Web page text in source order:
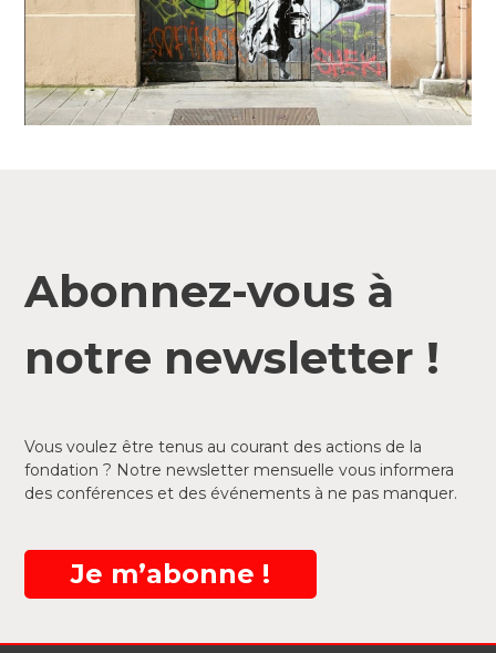
Abonnez-vous à
notre newsletter !
Vous voulez être tenus au courant des actions de la
fondation ? Notre newsletter mensuelle vous informera
des conférences et des événements à ne pas manquer.
Je m’abonne !